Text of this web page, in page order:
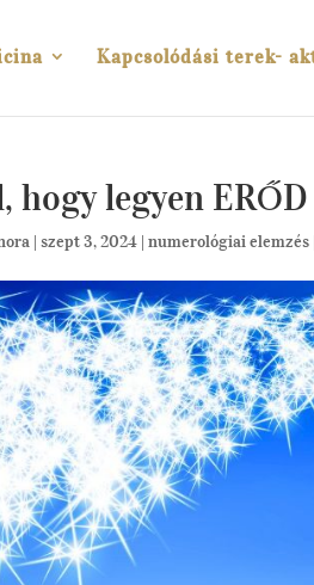
Kapcsolódási terek-
hogy legyen
|szept 3, 2024 |numerológiai elemzés